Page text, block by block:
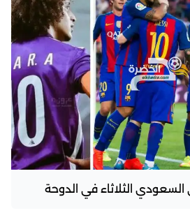
السعودي الثلاثاء في الدوحة